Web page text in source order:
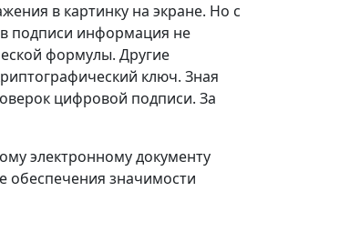
в картинку на экране. Но с
подписи информация не
формулы. Другие
ключ. Зная
цифровой подписи. За
электронному документу
обеспечения значимости